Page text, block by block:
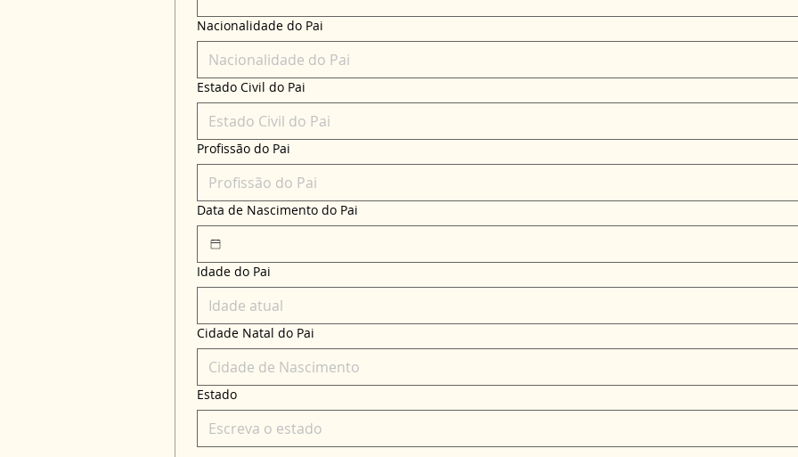
Nacionalidade do Pai
Estado Civil do Pai
Profissão do Pai
Data de Nascimento do Pai
Idade do Pai
Cidade Natal do Pai
Estado